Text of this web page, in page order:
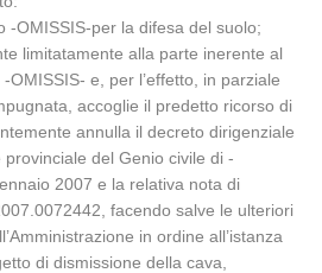
-OMISSIS-per la difesa del suolo;
limitatamente alla parte inerente al
e, per l’effetto, in parziale
accoglie il predetto ricorso di
annulla il decreto dirigenziale
del Genio civile di -
2007 e la relativa nota di
facendo salve le ulteriori
in ordine all’istanza
di dismissione della cava,